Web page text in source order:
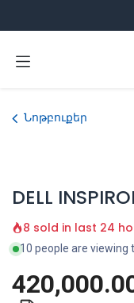
Նոթբուքեր
DELL
8 sold in last 24
10 people are viewing